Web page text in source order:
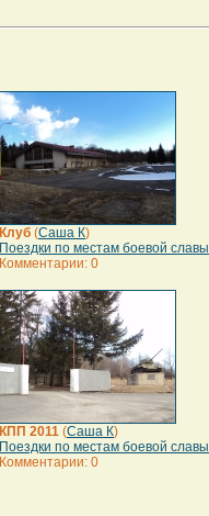
Клуб (Саша К)
Поездки по местам боевой славы
Комментарии: 0
КПП 2011 (Саша К)
Поездки по местам боевой славы
Комментарии: 0